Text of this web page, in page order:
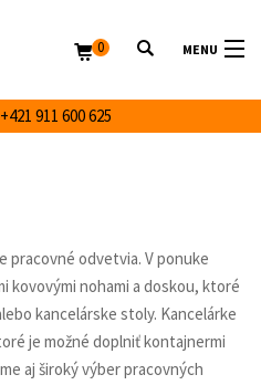
MENU
911 600 625
0
pracovné odvetvia. V ponuke
kovovými nohami a doskou, ktoré
kancelárske stoly. Kancelárke
je možné doplniť kontajnermi
aj široký výber pracovných